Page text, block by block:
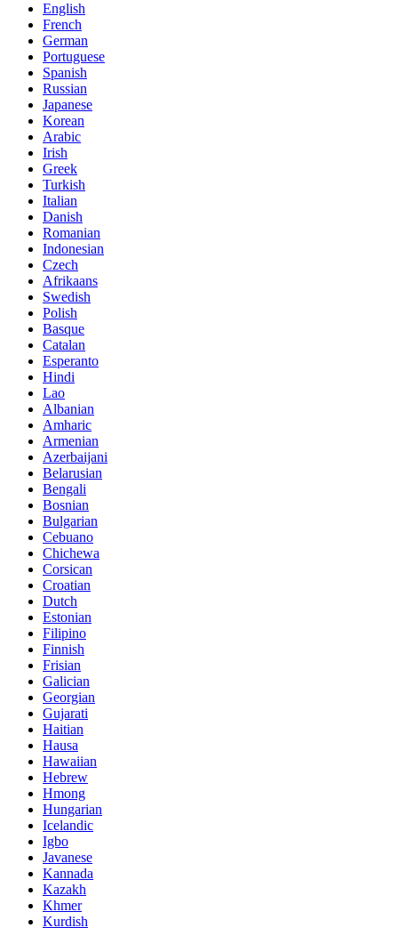
English
French
German
Portuguese
Spanish
Russian
Japanese
Korean
Arabic
Irish
Greek
Turkish
Italian
Danish
Romanian
Indonesian
Czech
Afrikaans
Swedish
Polish
Basque
Catalan
Esperanto
Hindi
Lao
Albanian
Amharic
Armenian
Azerbaijani
Belarusian
Bengali
Bosnian
Bulgarian
Cebuano
Chichewa
Corsican
Croatian
Dutch
Estonian
Filipino
Finnish
Frisian
Galician
Georgian
Gujarati
Haitian
Hausa
Hawaiian
Hebrew
Hmong
Hungarian
Icelandic
Igbo
Javanese
Kannada
Kazakh
Khmer
Kurdish